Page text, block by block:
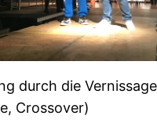
durch die
Crossover)